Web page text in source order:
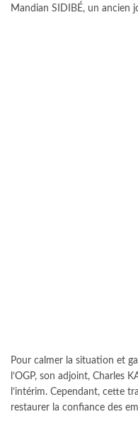
Mandian SIDIBÉ, un ancien
Pour calmer la situation et
l’OGP, son adjoint, Charles
l’intérim. Cependant, cette
restaurer la confiance des